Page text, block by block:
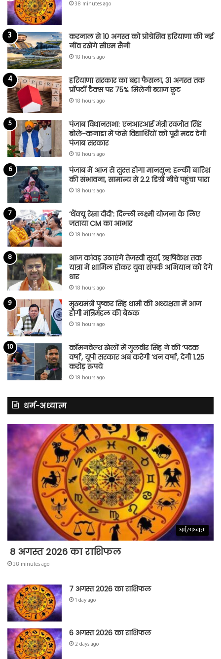
38 minutes ago
करनाल से 10 अगस्त को प्रोग्रेसिव हरियाणा की नई
नींव रखेंगे सीएम सैनी
18 hours ago
हरियाणा सरकार का बड़ा फैसला, 31 अगस्त तक
प्रॉपर्टी टैक्स पर 75% मिलेगी ब्याज छूट
18 hours ago
पंजाब विधानसभा: एनआरआई मंत्री रवजोत सिंह
बोले-कनाडा में फंसे विद्यार्थियों को पूरी मदद देगी
पंजाब सरकार
18 hours ago
पंजाब में आज से सुस्त होगा मानसून: हल्की बारिश
की संभावना, सामान्य से 2.2 डिग्री नीचे पहुंचा पारा
18 hours ago
‘थैंक्यू रेखा दीदी’: दिल्ली लक्ष्मी योजना के लिए
जताया CM का आभार
18 hours ago
आज कांवड़ उठाएंगे तेजस्वी सूर्या, ऋषिकेश तक
यात्रा में शामिल होकर युवा संपर्क अभियान को देंगे
धार
18 hours ago
मुख्यमंत्री पुष्कर सिंह धामी की अध्यक्षता में आज
होगी मंत्रिमंडल की बैठक
18 hours ago
कॉमनवेल्थ खेलों में गुलवीर सिंह ने की ‘पदक
वर्षा’, यूपी सरकार अब करेगी ‘धन वर्षा’, देगी 1.25
करोड़ रुपये
18 hours ago
धर्म-अध्यात्म
धर्म/अध्यात्म
8 अगस्त 2026 का राशिफल
38 minutes ago
7 अगस्त 2026 का राशिफल
1 day ago
6 अगस्त 2026 का राशिफल
2 days ago